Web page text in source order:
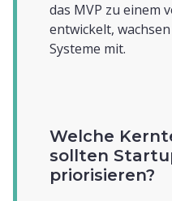
das MVP zu einem
entwickelt,
Systeme mit.
Welche
sollten
priorisieren?